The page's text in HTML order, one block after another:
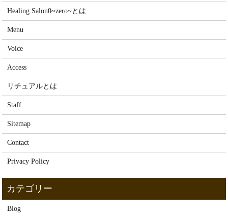
Healing Salon0~zero~とは
Menu
Voice
Access
リチュアルとは
Staff
Sitemap
Contact
Privacy Policy
Blog